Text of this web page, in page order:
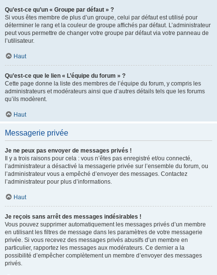
Qu’est-ce qu’un « Groupe par défaut » ?
Si vous êtes membre de plus d’un groupe, celui par défaut est utilisé pour
déterminer le rang et la couleur de groupe affichés par défaut. L’administrateur
peut vous permettre de changer votre groupe par défaut via votre panneau de
l’utilisateur.
Haut
Qu’est-ce que le lien « L’équipe du forum » ?
Cette page donne la liste des membres de l’équipe du forum, y compris les
administrateurs et modérateurs ainsi que d’autres détails tels que les forums
qu’ils modèrent.
Haut
Messagerie privée
Je ne peux pas envoyer de messages privés !
Il y a trois raisons pour cela : vous n’êtes pas enregistré et/ou connecté,
l’administrateur a désactivé la messagerie privée sur l’ensemble du forum, ou
l’administrateur vous a empêché d’envoyer des messages. Contactez
l’administrateur pour plus d’informations.
Haut
Je reçois sans arrêt des messages indésirables !
Vous pouvez supprimer automatiquement les messages privés d’un membre
en utilisant les filtres de message dans les paramètres de votre messagerie
privée. Si vous recevez des messages privés abusifs d’un membre en
particulier, rapportez les messages aux modérateurs. Ce dernier a la
possibilité d’empêcher complètement un membre d’envoyer des messages
privés.